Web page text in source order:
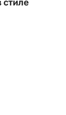
стиле